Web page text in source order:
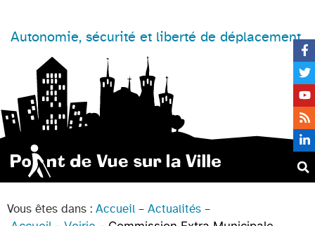
Autonomie, sécurité et liberté de déplacement
Vous êtes dans : Accueil – Actualités –